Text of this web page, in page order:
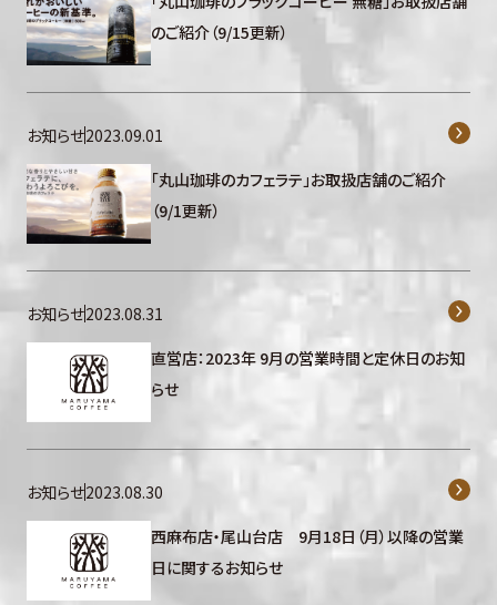
のご紹介（9/15更新）
お知らせ2023.09.01
「丸山珈琲のカフェラテ」お取扱店舗のご紹介
（9/1更新）
お知らせ2023.08.31
直営店：2023年 9月の営業時間と定休日のお知
らせ
お知らせ2023.08.30
西麻布店・尾山台店 9月18日（月）以降の営業
日に関するお知らせ